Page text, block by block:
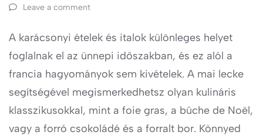
Leave a comment
A karácsonyi ételek és italok különleges helyet
foglalnak el az ünnepi időszakban, és ez alól a
francia hagyományok sem kivételek. A mai lecke
segítségével megismerkedhetsz olyan kulináris
klasszikusokkal, mint a foie gras, a bûche de Noël,
vagy a forró csokoládé és a forralt bor. Könnyed